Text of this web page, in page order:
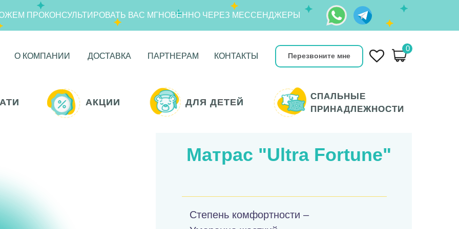
ДОСТАВКА
ДОСТАВКА КОНТАКТЫ
КОНТАКТЫ
О КОМПАНИИ
О КОМПАНИИ ПАРТНЕРАМ
ПАРТНЕРАМ Перезвоните мне
0
ПРОКОНСУЛЬТИРОВАТЬ ВАС МГНОВЕННО ЧЕРЕЗ МЕССЕНДЖЕРЫ
АКЦИИ
АКЦИИ ДЛЯ ДЕТЕЙ
ДЛЯ ДЕТЕЙ
СПАЛЬНЫЕ
ПРИНАДЛЕЖНОСТИ
СПАЛЬНЫЕ
ПРИНАДЛЕЖНОСТИ
Матрас "Ultra Fortune"
Степень комфортности –